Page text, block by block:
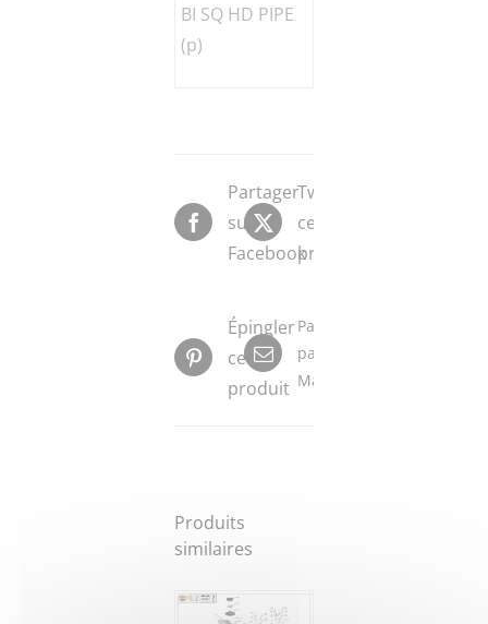
BI SQ HD PIPE
(p)
Partager
sur
Facebook
Tweeter
ce
produit
Épingler
ce
produit
Partager
par
Mail
Produits
similaires